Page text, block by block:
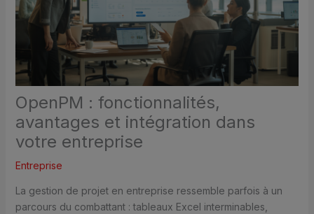
OpenPM : fonctionnalités,
avantages et intégration dans
votre entreprise
Entreprise
La gestion de projet en entreprise ressemble parfois à un
parcours du combattant : tableaux Excel interminables,